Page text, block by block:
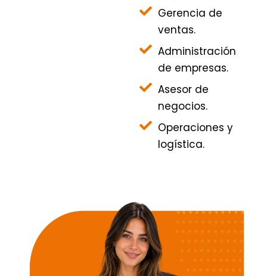
Gerencia de
ventas.
Administración
de empresas.
Asesor de
negocios.
Operaciones y
logística.